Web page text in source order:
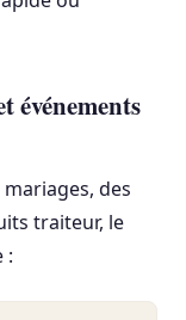
événements
des
traiteur, le
: